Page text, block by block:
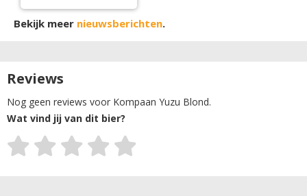
Bekijk meer nieuwsberichten.
Reviews
Nog geen reviews voor Kompaan Yuzu Blond.
Wat vind jij van dit bier?